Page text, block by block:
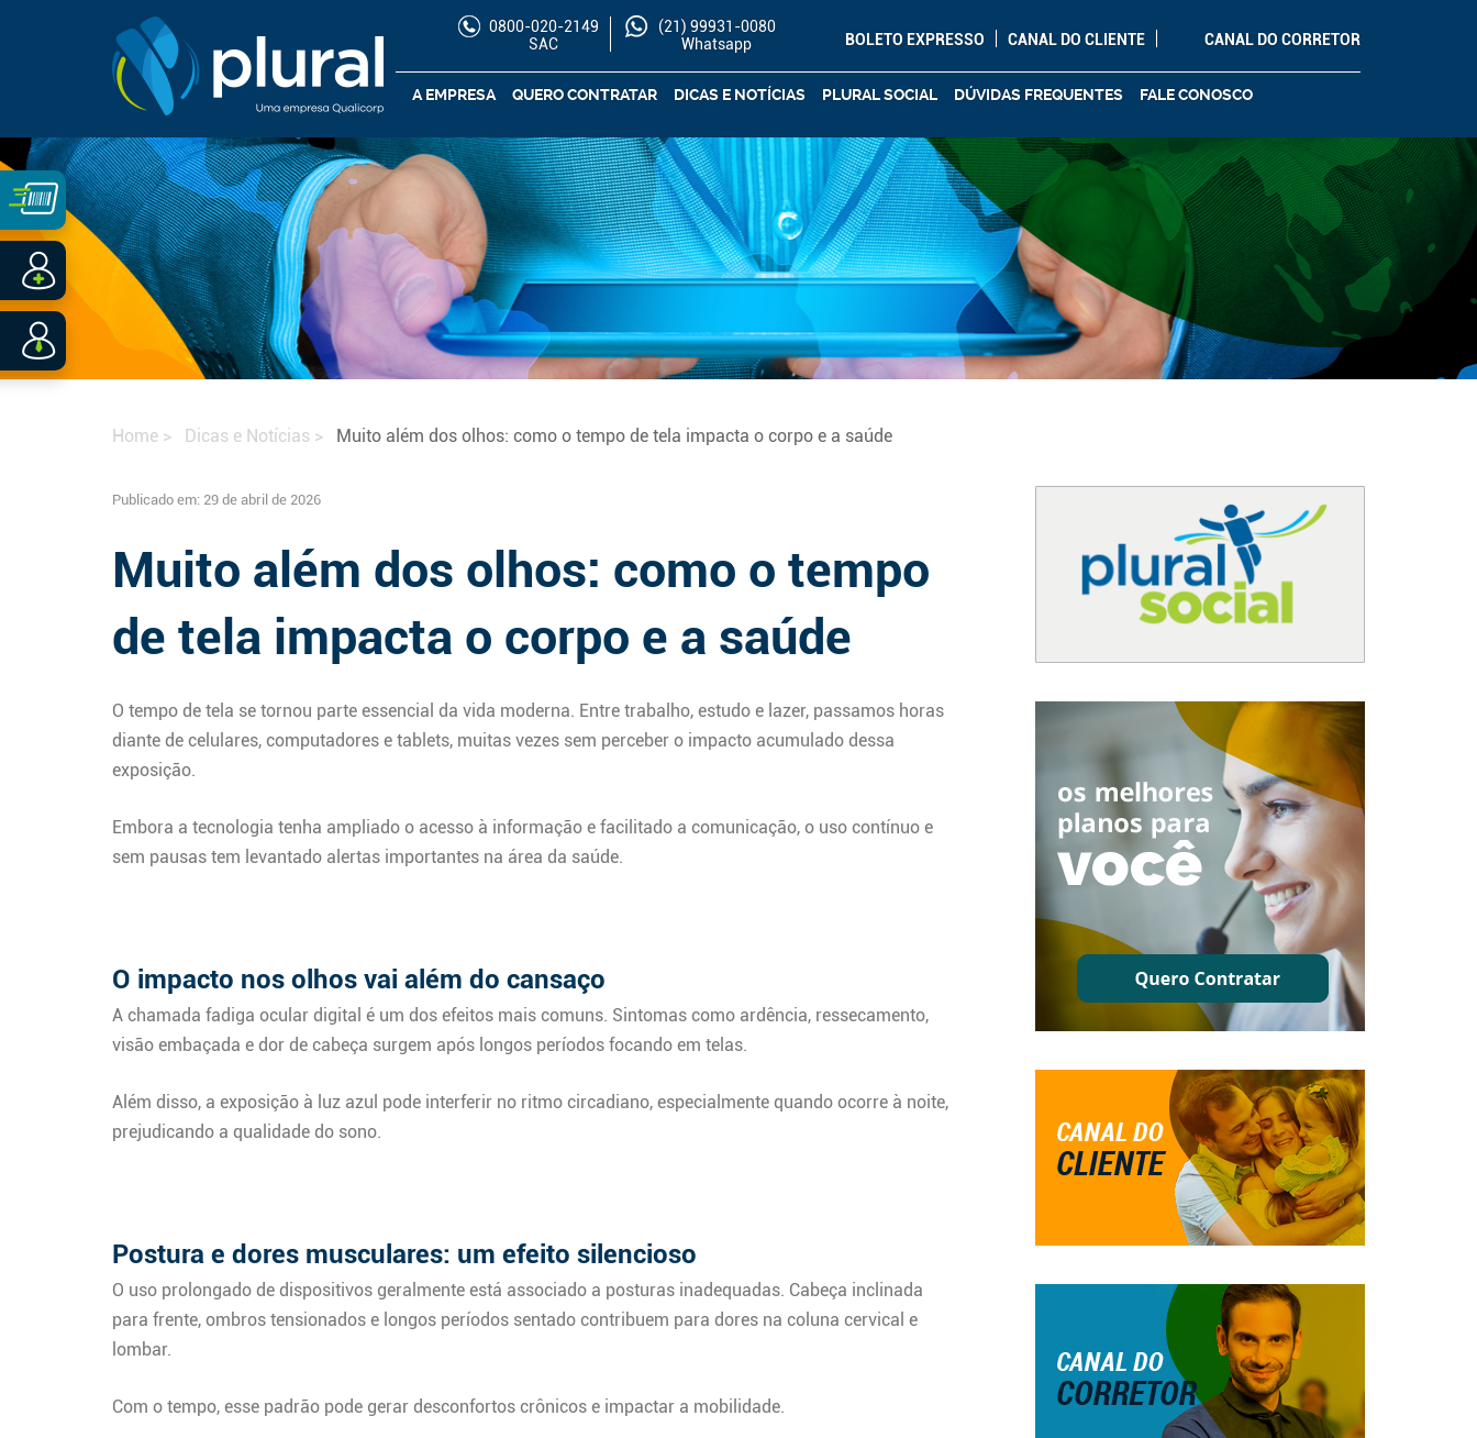
0800-020-2149
SAC
(21) 99931-0080
Whatsapp
BOLETO EXPRESSO CANAL DO CLIENTE CANAL DO CORRETOR
A EMPRESA QUERO CONTRATAR DICAS E NOTÍCIAS PLURAL SOCIAL DÚVIDAS FREQUENTES FALE CONOSCO
Home Dicas e Notícias Muito além dos olhos: como o tempo de tela impacta o corpo e a saúde
Publicado em: 29 de abril de 2026
Muito além dos olhos: como o tempo
de tela impacta o corpo e a saúde
O tempo de tela se tornou parte essencial da vida moderna. Entre trabalho, estudo e lazer, passamos horas
diante de celulares, computadores e tablets, muitas vezes sem perceber o impacto acumulado dessa
exposição.
Embora a tecnologia tenha ampliado o acesso à informação e facilitado a comunicação, o uso contínuo e
sem pausas tem levantado alertas importantes na área da saúde.
O impacto nos olhos vai além do cansaço
A chamada fadiga ocular digital é um dos efeitos mais comuns. Sintomas como ardência, ressecamento,
visão embaçada e dor de cabeça surgem após longos períodos focando em telas.
Além disso, a exposição à luz azul pode interferir no ritmo circadiano, especialmente quando ocorre à noite,
prejudicando a qualidade do sono.
Postura e dores musculares: um efeito silencioso
O uso prolongado de dispositivos geralmente está associado a posturas inadequadas. Cabeça inclinada
para frente, ombros tensionados e longos períodos sentado contribuem para dores na coluna cervical e
lombar.
Com o tempo, esse padrão pode gerar desconfortos crônicos e impactar a mobilidade.